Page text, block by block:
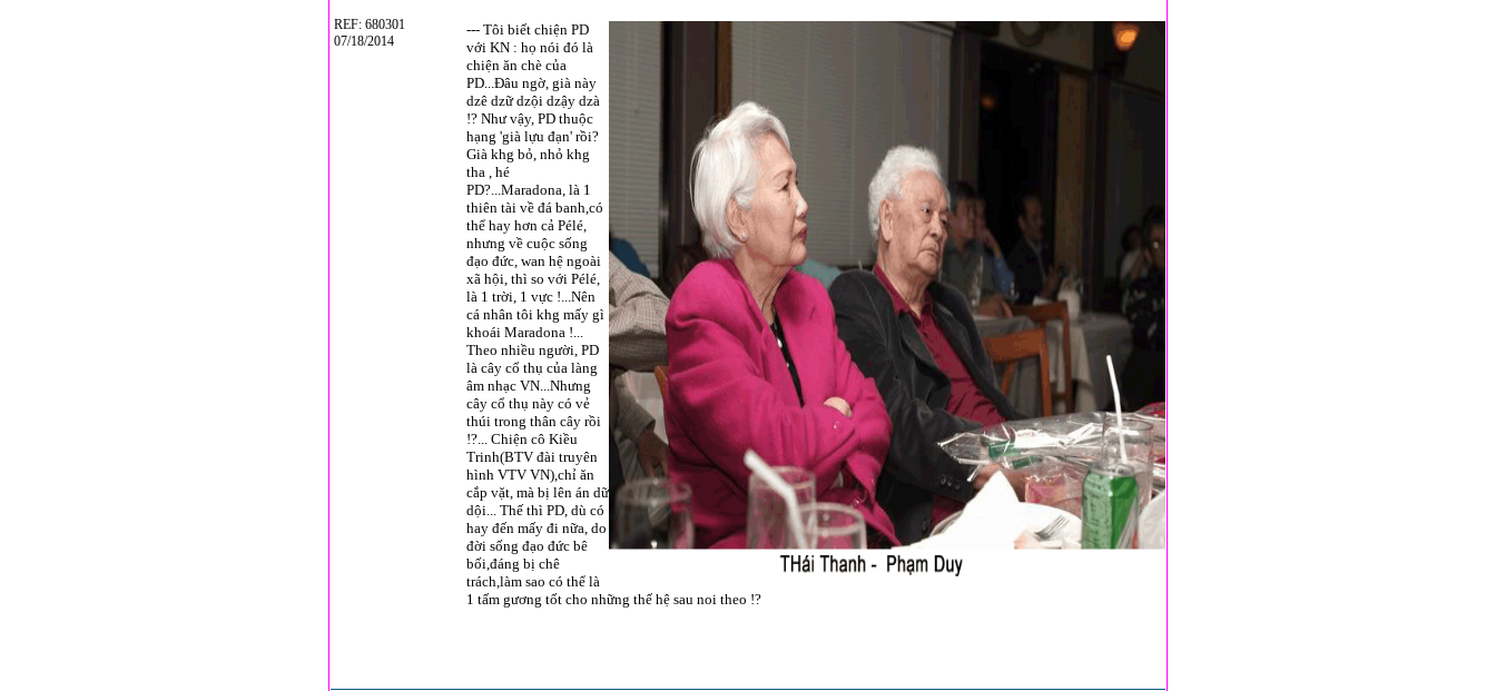
REF: 680301
07/18/2014
--- Tôi biết chiện PD
với KN : họ nói đó là
chiện ăn chè của
PD...Đâu ngờ, già này
dzê dzữ dzội dzậy dzà
!? Như vậy, PD thuộc
hạng 'già lựu đạn' rồi?
Già khg bỏ, nhỏ khg
tha , hé
PD?...Maradona, là 1
thiên tài về đá banh,có
thể hay hơn cả Pélé,
nhưng về cuộc sống
đạo đức, wan hệ ngoài
xã hội, thì so với Pélé,
là 1 trời, 1 vực !...Nên
cá nhân tôi khg mấy gì
khoái Maradona !...
Theo nhiều người, PD
là cây cổ thụ của làng
âm nhạc VN...Nhưng
cây cổ thụ này có vẻ
thúi trong thân cây rồi
!?... Chiện cô Kiều
Trinh(BTV đài truyên
hình VTV VN),chỉ ăn
cắp vặt, mà bị lên án dữ
dội... Thế thì PD, dù có
hay đến mấy đi nữa, do
đời sống đạo đức bê
bối,đáng bị chê
trách,làm sao có thể là
1 tấm gương tốt cho những thế hệ sau noi theo !?